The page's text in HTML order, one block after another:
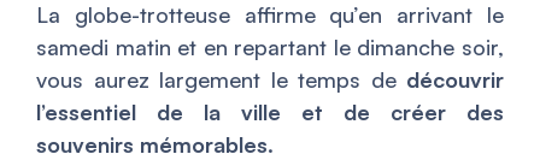
La globe-trotteuse affirme qu’en arrivant le
samedi matin et en repartant le dimanche soir,
vous aurez largement le temps dedécouvrir
l’essentiel de la ville et de créer des
souvenirs mémorables.